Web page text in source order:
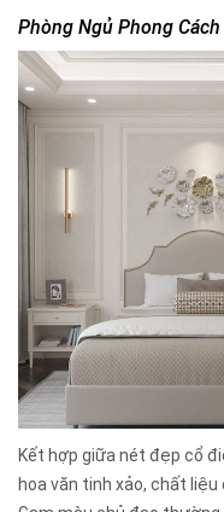
Phòng Ngủ Phong Cách
Kết hợp giữa nét đẹp cổ
hoa văn tinh xảo, chất